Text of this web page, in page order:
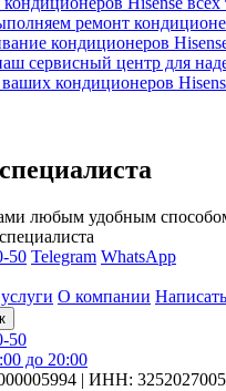
ремонт
кондиционеров
сервисный центр для
кондиционеров
любым удобным
50 Telegram WhatsApp
О компании
50
до 20:00
| ИНН: